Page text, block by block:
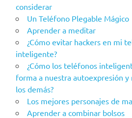
considerar
Un Teléfono Plegable Mágico
Aprender a meditar
¿Cómo evitar hackers en mi
inteligente?
¿Cómo los teléfonos
forma a nuestra autoexpresión y
los demás?
Los mejores personajes de
Aprender a combinar bolsos